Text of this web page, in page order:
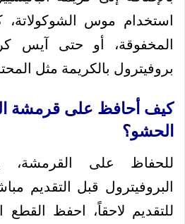
استخدام موس الشوكولاتة،
المخفوقة، أو حتى آيس
بروفيترول بالكريمة مثل
كيف أحافظ على قرمشة
الحشو؟
للحفاظ على
البروفيترول قبل التقديم
للتقديم لاحقاً، احفظ